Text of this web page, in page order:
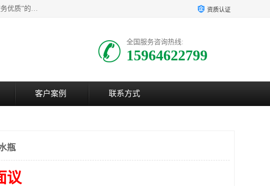
山东郓城瑞升玻璃有限公司地处水浒文化发源地、中国日用玻璃生产基地——山东郓城。 公司始终坚持“铸造精品，服务优质”的经营理念，斥资8000多万元引进国内先进的水晶料手工瓶生产线6条，晶白料8S机生产线8条，并引进人工挑料生产异型瓶和水晶玻璃瓶盖生产线。 资质认证
全国服务咨询热线:
15964622799
客户案例 联系方式
瓶
议